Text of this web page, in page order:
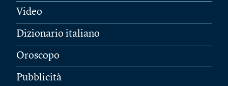
Video
Dizionario italiano
Oroscopo
Pubblicità